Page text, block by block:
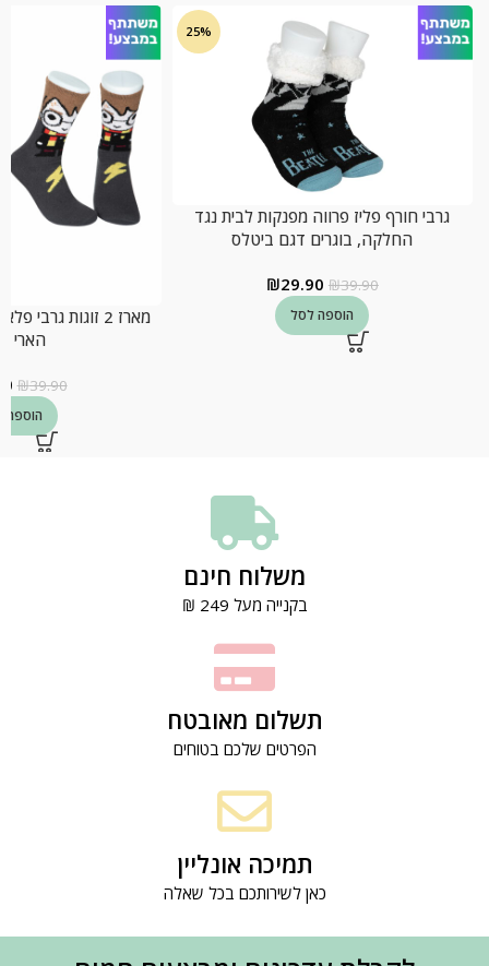
25%
גרבי חורף פליז פרווה מפנקות לבית נגד
החלקה, בוגרים דגם ביטלס
₪39.90
₪29.90
הוספה לסל
מארז 2 זוגות
הארי
₪39.90
הוספה
משלוח חינם
בקנייה מעל 249 ₪
תשלום מאובטח
הפרטים שלכם בטוחים
תמיכה אונליין
כאן לשירותכם בכל שאלה